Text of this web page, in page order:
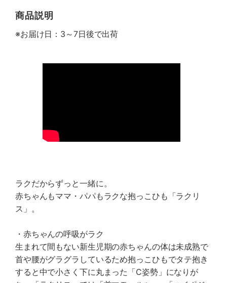
商品説明
※お届け日：3～7日後で出荷
ラクだからずっと一緒に。
赤ちゃんもママ・パパもラクな抱っこひも「ラクリ
ス」。
・赤ちゃんの呼吸がラク
生まれて間もない新生児期の赤ちゃんの体は未成熟で
首や腰がグラグラしているため抱っこひもでタテ抱き
すると中で小さく下に丸まった「C姿勢」になりが